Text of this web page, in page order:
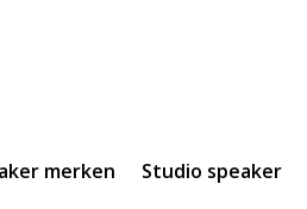
merken Studio speaker